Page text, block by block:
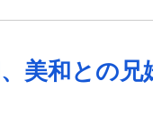
美和との兄